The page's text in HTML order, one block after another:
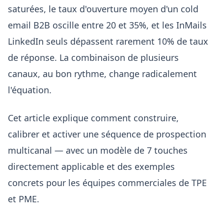
saturées, le taux d'ouverture moyen d'un cold
email B2B oscille entre 20 et 35%, et les InMails
LinkedIn seuls dépassent rarement 10% de taux
de réponse. La combinaison de plusieurs
canaux, au bon rythme, change radicalement
l'équation.
Cet article explique comment construire,
calibrer et activer une séquence de prospection
multicanal — avec un modèle de 7 touches
directement applicable et des exemples
concrets pour les équipes commerciales de TPE
et PME.